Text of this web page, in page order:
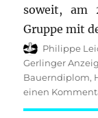
soweit, am
Gruppe mit
Autor
Philippe
Gerlinger
Bauerndiplom,
einen